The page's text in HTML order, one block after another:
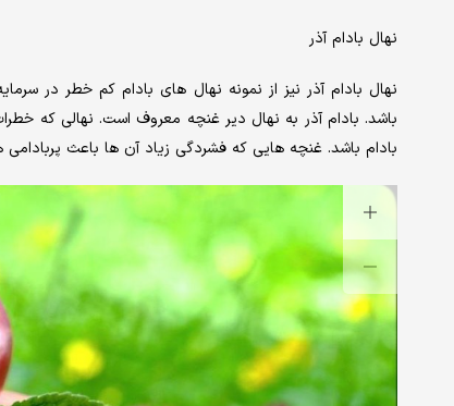
نهال بادام آذر
نهال بادام آذر نیز از نمونه نهال های بادام کم خطر در
باشد. بادام آذر به نهال دیر غنچه معروف است. نهالی که
بادام باشد. غنچه هایی که فشردگی زیاد آن ها باعث